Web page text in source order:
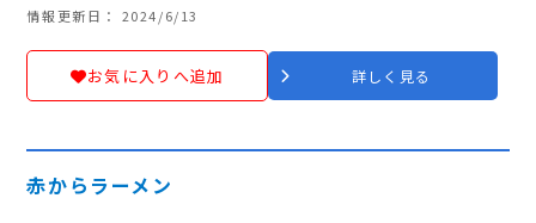
情報更新日： 2024/6/13
お気に入りへ追加 詳しく見る
赤からラーメン